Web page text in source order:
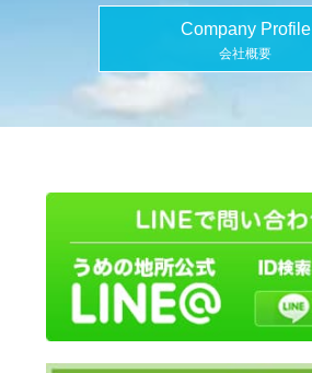
Company Profile
会社概要